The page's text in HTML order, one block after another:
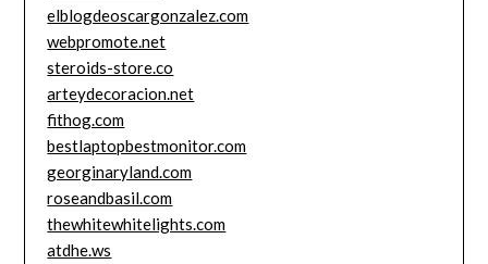
elblogdeoscargonzalez.com
webpromote.net
steroids-store.co
arteydecoracion.net
fithog.com
bestlaptopbestmonitor.com
georginaryland.com
roseandbasil.com
thewhitewhitelights.com
atdhe.ws